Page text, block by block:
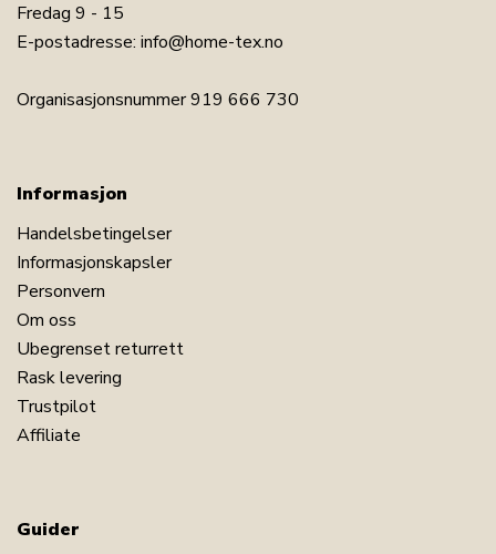
Fredag 9 - 15
E-postadresse: info@home-tex.no
Organisasjonsnummer 919 666 730
Informasjon
Handelsbetingelser
Informasjonskapsler
Personvern
Om oss
Ubegrenset returrett
Rask levering
Trustpilot
Affiliate
Guider